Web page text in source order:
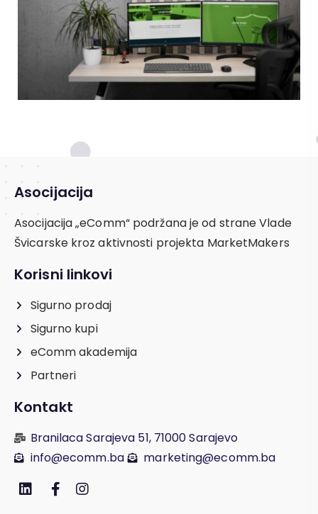
Asocijacija
Asocijacija „eComm“ podržana je od strane Vlade
Švicarske kroz aktivnosti projekta MarketMakers
Korisni linkovi
Sigurno prodaj
Sigurno kupi
eComm akademija
Partneri
Kontakt
Branilaca Sarajeva 51, 71000 Sarajevo
info@ecomm.ba
marketing@ecomm.ba